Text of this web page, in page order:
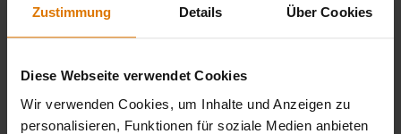
Zustimmung Details Über Cookies
Diese Webseite verwendet Cookies
Wir verwenden Cookies, um Inhalte und Anzeigen zu
personalisieren, Funktionen für soziale Medien anbieten
2-in-1 Dutch Oven
LISTE DRUCKEN